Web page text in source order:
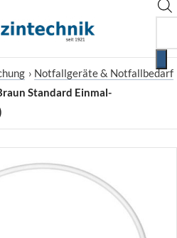
› Notfallgeräte & Notfallbedarf
Standard Einmal-